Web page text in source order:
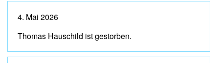
4. Mai 2026
Thomas Hauschild ist gestorben.